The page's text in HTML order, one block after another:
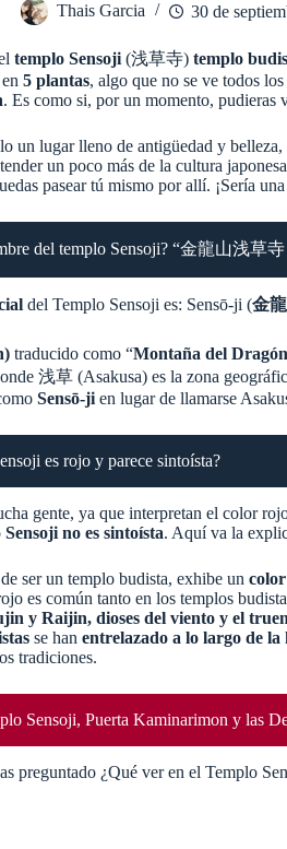
Thais Garcia 30 de
templo Sensoji (浅草寺) templo
5 plantas, algo que no se ve todos
. Es como si, por un momento, pudieras
un lugar lleno de antigüedad y
un poco más de la cultura
pasear tú mismo por allí. ¡Sería
del templo Sensoji? “金龍山浅草
del Templo Sensoji es: Sensō-ji (金
traducido como “Montaña del
浅草 (Asakusa) es la zona
Sensō-ji en lugar de llamarse
es rojo y parece sintoísta?
gente, ya que interpretan el color
no es sintoísta. Aquí va la
ser un templo budista, exhibe un
es común tanto en los templos
y Raijin, dioses del viento y el
se han entrelazado a lo largo de la
tradiciones.
Sensoji, Puerta Kaminarimon y las
preguntado ¿Qué ver en el Templo